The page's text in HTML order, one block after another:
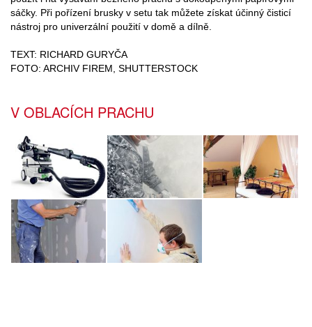
sáčky. Při pořízení brusky v setu tak můžete získat účinný čisticí
nástroj pro univerzální použití v domě a dílně.
TEXT: RICHARD GURYČA
FOTO: ARCHIV FIREM, SHUTTERSTOCK
V OBLACÍCH PRACHU